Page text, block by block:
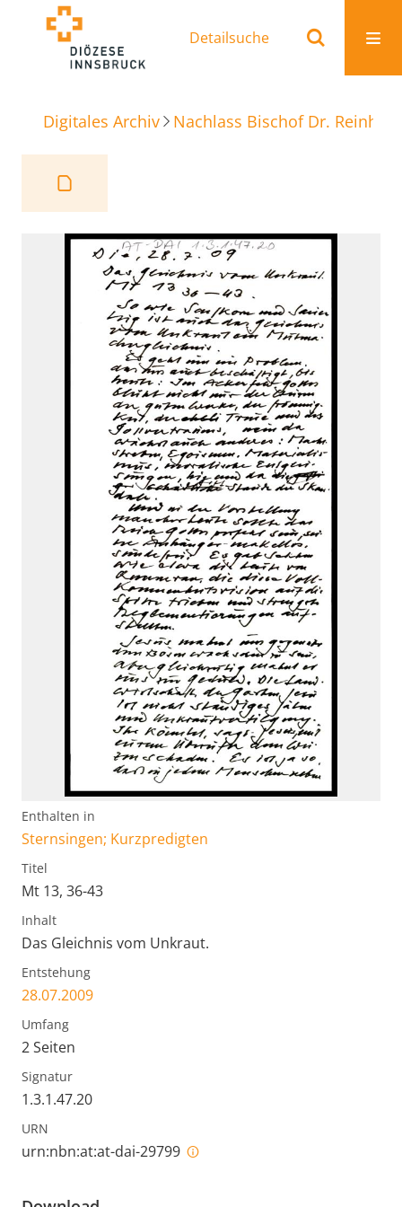
Detailsuche
Digitales Archiv Nachlass Bischof Dr.
Enthalten in
Sternsingen; Kurzpredigten
Titel
Mt 13, 36-43
Inhalt
Das Gleichnis vom Unkraut.
Entstehung
28.07.2009
Umfang
2 Seiten
Signatur
1.3.1.47.20
URN
urn:nbn:at:at-dai-29799